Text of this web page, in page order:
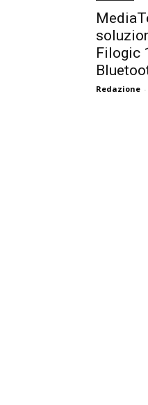
Filogic
Redazione -